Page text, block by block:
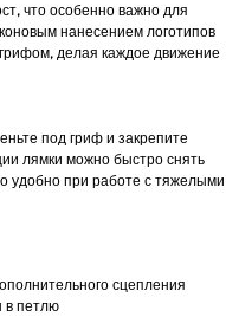
что особенно важно для
нанесением логотипов
делая каждое движение
под гриф и закрепите
лямки можно быстро снять
удобно при работе с тяжелыми
сцепления
в петлю